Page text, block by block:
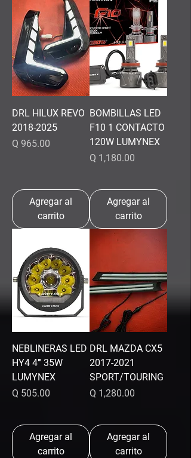
DRL HILUX REVO
2018-2025
Precio
Q 965.00
Agregar al
carrito
BOMBILLAS LED
F10 1 CONTACTO
120W LUMYNEX
Precio
Q 1,180.00
Agregar al
carrito
NEBLINERAS LED
HY4 4″ 35W
LUMYNEX
Precio
Q 505.00
Agregar al
carrito
DRL MAZDA CX5
2017-2021
SPORT/TOURING
Precio
Q 1,280.00
Agregar al
carrito